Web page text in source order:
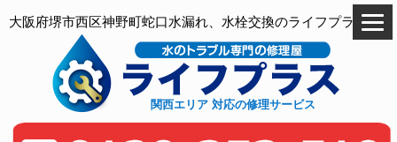
大阪府堺市西区神野町蛇口水漏れ、水栓交換のライフプラス
関西エリア 対応の修理サービス